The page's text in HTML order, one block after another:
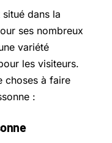
situé dans la
ses nombreux
variété
les visiteurs.
choses à faire
: